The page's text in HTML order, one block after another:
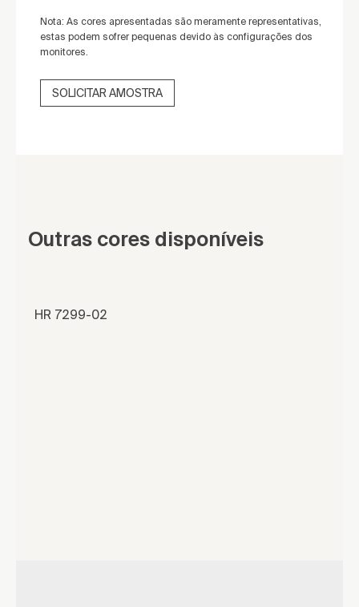
Nota: As cores apresentadas são meramente representativas,
estas podem sofrer pequenas devido às configurações dos
monitores.
SOLICITAR AMOSTRA
Outras cores disponíveis
HR 7299-02